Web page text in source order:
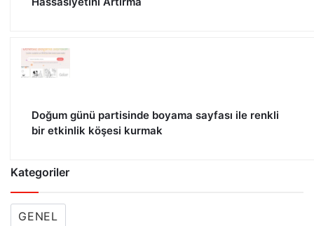
Doğum günü partisinde boyama sayfası ile renkli
bir etkinlik köşesi kurmak
Kategoriler
GENEL